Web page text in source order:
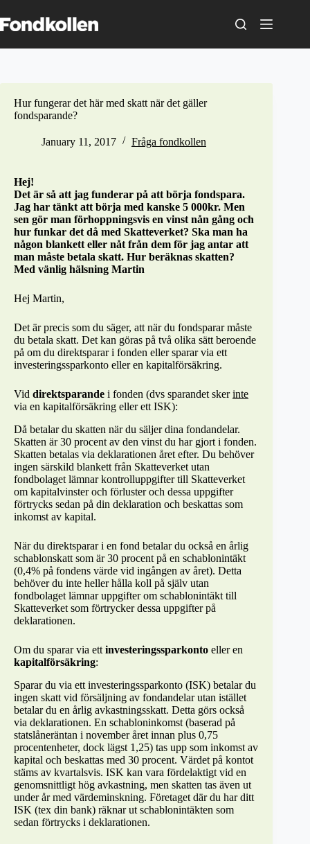
to
content
Hur fungerar det här med skatt när det gäller
fondsparande?
January 11, 2017 Fråga fondkollen
Hej!
Det är så att jag funderar på att börja fondspara.
Jag har tänkt att börja med kanske 5 000kr. Men
sen gör man förhoppningsvis en vinst nån gång och
hur funkar det då med Skatteverket? Ska man ha
någon blankett eller nåt från dem för jag antar att
man måste betala skatt. Hur beräknas skatten?
Med vänlig hälsning Martin
Hej Martin,
Det är precis som du säger, att när du fondsparar måste
du betala skatt. Det kan göras på två olika sätt beroende
på om du direktsparar i fonden eller sparar via ett
investeringssparkonto eller en kapitalförsäkring.
Vid direktsparande i fonden (dvs sparandet skerinte
via en kapitalförsäkring eller ett ISK):
Då betalar du skatten när du säljer dina fondandelar.
Skatten är 30 procent av den vinst du har gjort i fonden.
Skatten betalas via deklarationen året efter. Du behöver
ingen särskild blankett från Skatteverket utan
fondbolaget lämnar kontrolluppgifter till Skatteverket
om kapitalvinster och förluster och dessa uppgifter
förtrycks sedan på din deklaration och beskattas som
inkomst av kapital.
När du direktsparar i en fond betalar du också en årlig
schablonskatt som är 30 procent på en schablonintäkt
(0,4% på fondens värde vid ingången av året). Detta
behöver du inte heller hålla koll på själv utan
fondbolaget lämnar uppgifter om schablonintäkt till
Skatteverket som förtrycker dessa uppgifter på
deklarationen.
Om du sparar via ett investeringssparkonto eller en
kapitalförsäkring:
Sparar du via ett investeringssparkonto (ISK) betalar du
ingen skatt vid försäljning av fondandelar utan istället
betalar du en årlig avkastningsskatt. Detta görs också
via deklarationen. En schabloninkomst (baserad på
statslåneräntan i november året innan plus 0,75
procentenheter, dock lägst 1,25) tas upp som inkomst av
kapital och beskattas med 30 procent. Värdet på kontot
stäms av kvartalsvis. ISK kan vara fördelaktigt vid en
genomsnittligt hög avkastning, men skatten tas även ut
under år med värdeminskning. Företaget där du har ditt
ISK (tex din bank) räknar ut schablonintäkten som
sedan förtrycks i deklarationen.